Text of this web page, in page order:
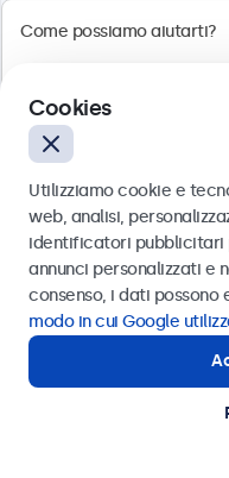
Monitor 24 Pollici
Articolo:24HD7M
100+ pezzi disponibili
Risoluzione 1920 x
Oppure
Contatta i nostri esperti
Cookies
Utilizziamo cookie e
web, analisi,
identificatori pubblicitari
annunci personalizzati e
consenso, i dati
modo in cui Google